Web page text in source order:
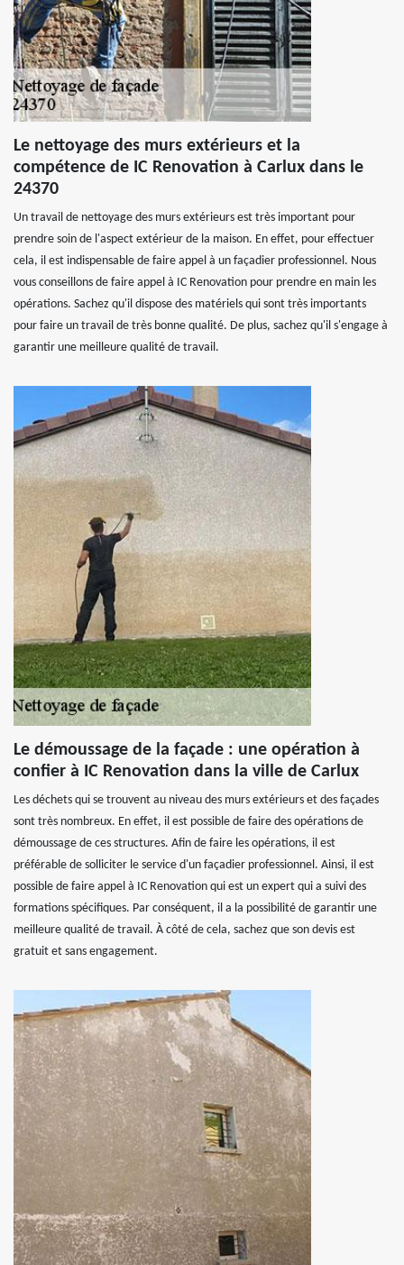
Le nettoyage des murs extérieurs et la
compétence de IC Renovation à Carlux dans le
24370
Un travail de nettoyage des murs extérieurs est très important pour
prendre soin de l'aspect extérieur de la maison. En effet, pour effectuer
cela, il est indispensable de faire appel à un façadier professionnel. Nous
vous conseillons de faire appel à IC Renovation pour prendre en main les
opérations. Sachez qu'il dispose des matériels qui sont très importants
pour faire un travail de très bonne qualité. De plus, sachez qu'il s'engage à
garantir une meilleure qualité de travail.
Le démoussage de la façade : une opération à
confier à IC Renovation dans la ville de Carlux
Les déchets qui se trouvent au niveau des murs extérieurs et des façades
sont très nombreux. En effet, il est possible de faire des opérations de
démoussage de ces structures. Afin de faire les opérations, il est
préférable de solliciter le service d'un façadier professionnel. Ainsi, il est
possible de faire appel à IC Renovation qui est un expert qui a suivi des
formations spécifiques. Par conséquent, il a la possibilité de garantir une
meilleure qualité de travail. À côté de cela, sachez que son devis est
gratuit et sans engagement.